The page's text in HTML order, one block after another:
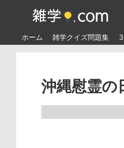
ホーム 雑学クイズ問題集
沖縄慰霊の